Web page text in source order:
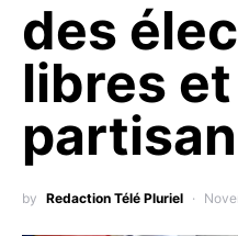
des
libres
by Redaction Télé Pluriel